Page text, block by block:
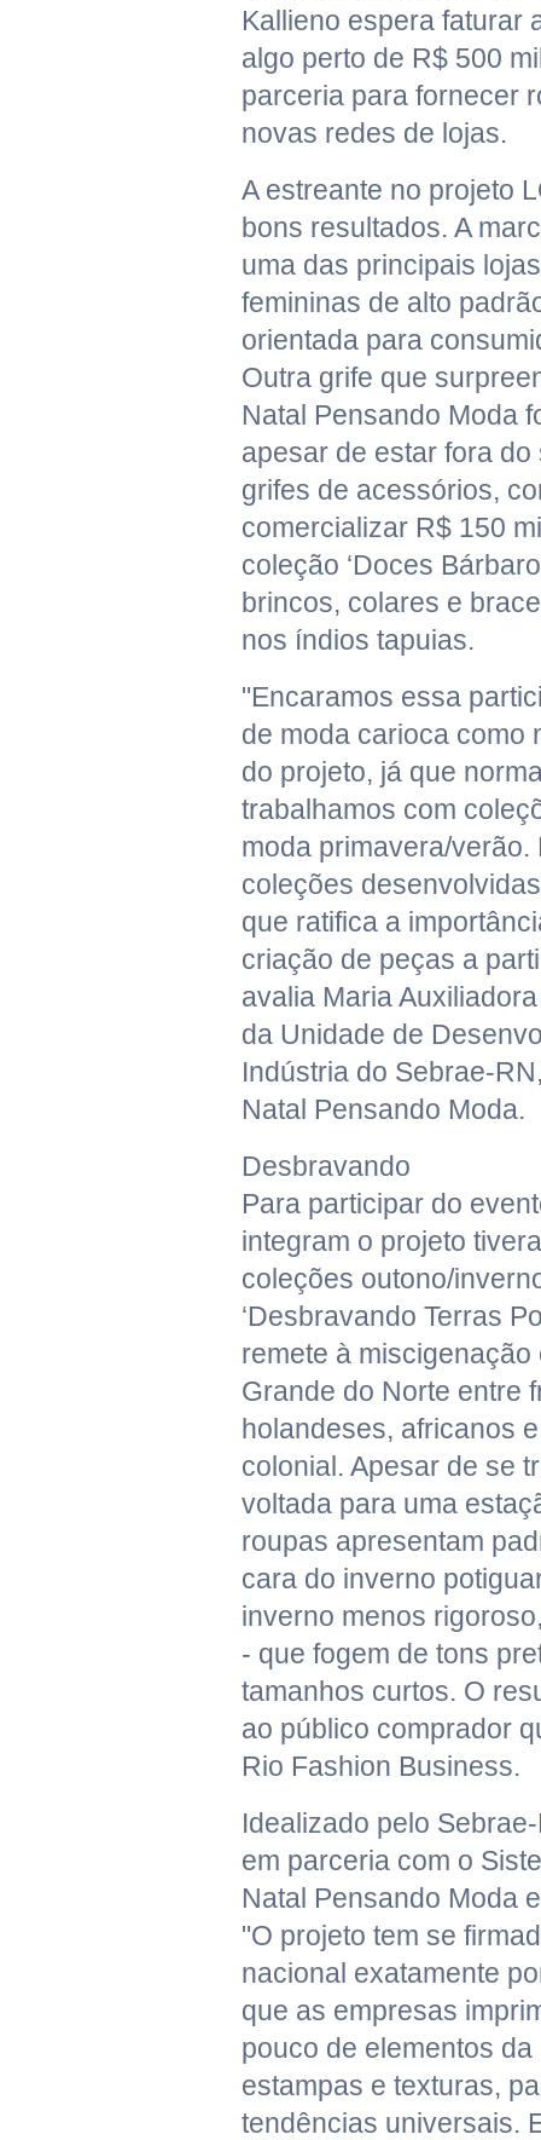
Kallieno espera faturar
algo perto de R$ 500
parceria para fornecer
novas redes de lojas.
A estreante no projeto
bons resultados. A
uma das principais
femininas de alto
orientada para
Outra grife que
Natal Pensando Moda
apesar de estar fora
grifes de acessórios,
comercializar R$ 150
coleção ‘Doces
brincos, colares e
nos índios tapuias.
"Encaramos essa
de moda carioca como
do projeto, já que
trabalhamos com
moda primavera/
coleções
que ratifica a
criação de peças a
avalia Maria
da Unidade de
Indústria do Sebrae-
Natal Pensando Moda.
Desbravando
Para participar do
integram o projeto
coleções outono/
‘Desbravando Terras
remete à
Grande do Norte entre
holandeses, africanos
colonial. Apesar de se
voltada para uma
roupas apresentam
cara do inverno
inverno menos
- que fogem de tons
tamanhos curtos. O
ao público comprador
Rio Fashion Business.
Idealizado pelo
em parceria com o
Natal Pensando Moda
"O projeto tem se
nacional exatamente
que as empresas
pouco de elementos da
estampas e texturas,
tendências universais.